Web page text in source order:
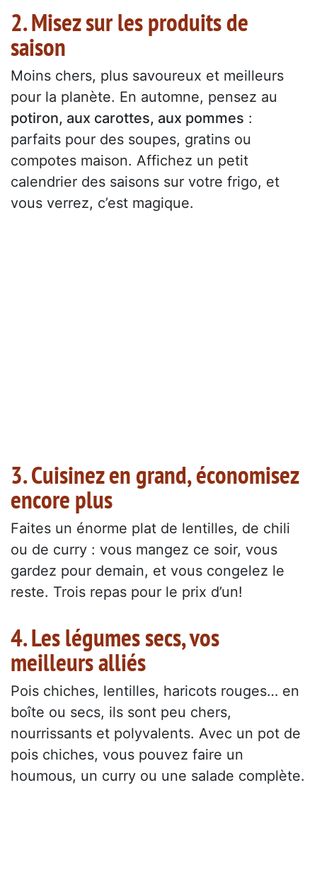
2. Misez sur les produits de
saison
Moins chers, plus savoureux et meilleurs
pour la planète. En automne, pensez au
potiron, aux carottes, aux pommes :
parfaits pour des soupes, gratins ou
compotes maison. Affichez un petit
calendrier des saisons sur votre frigo, et
vous verrez, c’est magique.
3. Cuisinez en grand, économisez
encore plus
Faites un énorme plat de lentilles, de chili
ou de curry : vous mangez ce soir, vous
gardez pour demain, et vous congelez le
reste. Trois repas pour le prix d’un!
4. Les légumes secs, vos
meilleurs alliés
Pois chiches, lentilles, haricots rouges… en
boîte ou secs, ils sont peu chers,
nourrissants et polyvalents. Avec un pot de
pois chiches, vous pouvez faire un
houmous, un curry ou une salade complète.